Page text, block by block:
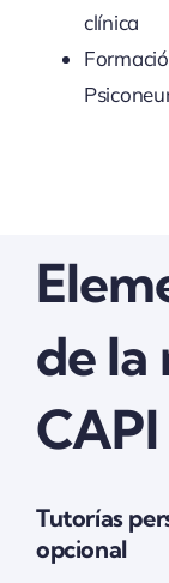
clínica
de la
CAPI
Tutorías
opcional